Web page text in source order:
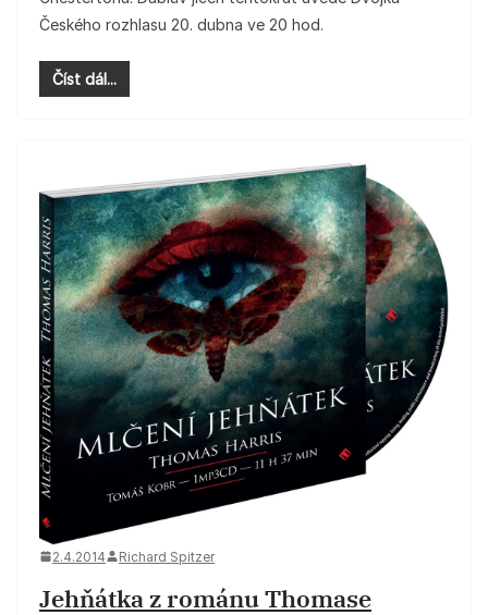
Českého rozhlasu 20. dubna ve 20 hod.
Číst dál...
2.4.2014 Richard Spitzer
Jehňátka z románu Thomase